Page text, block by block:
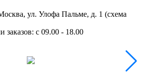
ул. Улофа Пальме, д. 1 (схема
заказов: c 09.00 - 18.00